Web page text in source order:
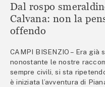
Dal rospo
Calvana: non la
offendo
CAMPI BISENZIO – Era già
nonostante le nostre
sempre civili, si sta
è iniziata l’avventura di